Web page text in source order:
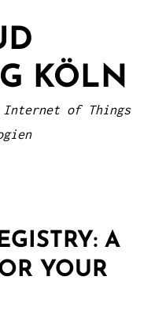
KÖLN
Internet of Things
A
YOUR